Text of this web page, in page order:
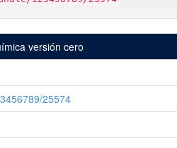
versión cero
25574